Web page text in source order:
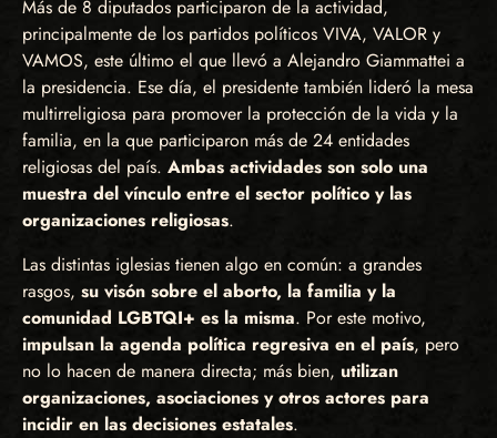
Más de 8 diputados participaron de la actividad,
principalmente de los partidos políticos VIVA, VALOR y
VAMOS, este último el que llevó a Alejandro Giammattei a
la presidencia. Ese día, el presidente también lideró la mesa
multirreligiosa para promover la protección de la vida y la
familia, en la que participaron más de 24 entidades
religiosas del país. Ambas actividades son solo una
muestra del vínculo entre el sector político y las
organizaciones religiosas.
Las distintas iglesias tienen algo en común: a grandes
rasgos, su visón sobre el aborto, la familia y la
comunidad LGBTQI+ es la misma. Por este motivo,
impulsan la agenda política regresiva en el país, pero
no lo hacen de manera directa; más bien, utilizan
organizaciones, asociaciones y otros actores para
incidir en las decisiones estatales.